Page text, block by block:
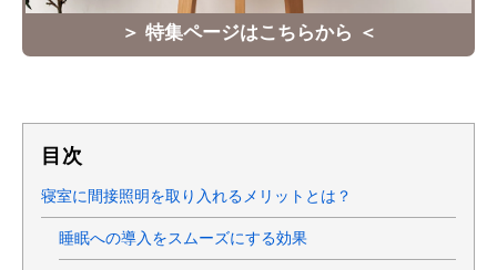
＞ 特集ページはこちらから ＜
目次
寝室に間接照明を取り入れるメリットとは？
睡眠への導入をスムーズにする効果